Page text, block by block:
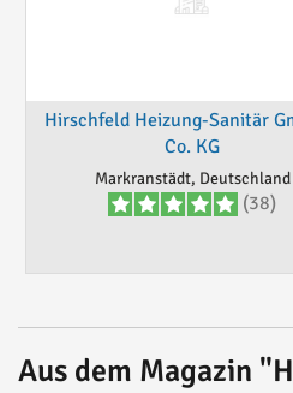
Hirschfeld Heizung-Sanitär
Co. KG
Markranstädt, Deutschland
(38)
Aus dem Magazin